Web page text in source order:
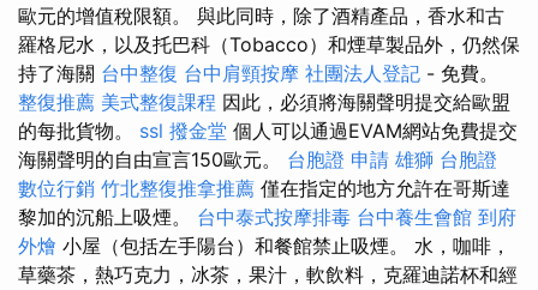
歐元的增值稅限額。 與此同時，除了酒精產品，香水和古
羅格尼水，以及托巴科（Tobacco）和煙草製品外，仍然保
持了海關 台中整復 台中肩頸按摩 社團法人登記 - 免費。
整復推薦 美式整復課程 因此，必須將海關聲明提交給歐盟
的每批貨物。 ssl 撥金堂 個人可以通過EVAM網站免費提交
海關聲明的自由宣言150歐元。 台胞證 申請 雄獅 台胞證
數位行銷 竹北整復推拿推薦 僅在指定的地方允許在哥斯達
黎加的沉船上吸煙。 台中泰式按摩排毒 台中養生會館 到府
外燴 小屋（包括左手陽台）和餐館禁止吸煙。 水，咖啡，
草藥茶，熱巧克力，冰茶，果汁，軟飲料，克羅迪諾杯和經